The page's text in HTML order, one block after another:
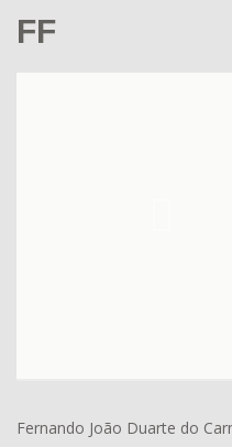
FF
Fernando João Duarte do